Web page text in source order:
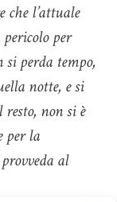
che l’attuale
per
si perda tempo,
notte, e si
non si è
per la
al